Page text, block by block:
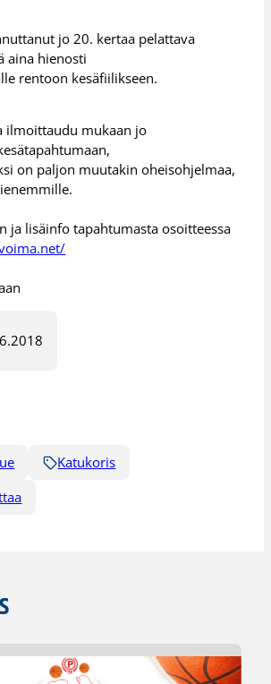
jo 20. kertaa pelattava
aina hienosti
rentoon kesäfiilikseen.
ilmoittaudu mukaan jo
on paljon muutakin oheisohjelmaa,
ja lisäinfo tapahtumasta osoitteessa
Katukoris